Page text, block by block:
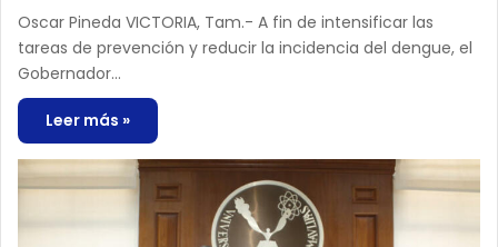
Oscar Pineda VICTORIA, Tam.- A fin de intensificar las
tareas de prevención y reducir la incidencia del dengue, el
Gobernador…
Leer más »